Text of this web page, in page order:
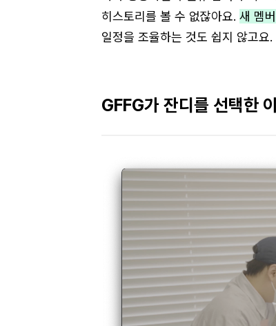
히스토리를 볼 수 없잖아요. 새 멤
일정을 조율하는 것도 쉽지 않고
GFFG가 잔디를 선택한